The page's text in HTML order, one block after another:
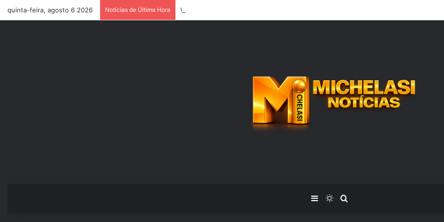
quinta-feira, agosto 6 2026 Notícias de Última Hora Wilker Manoel Soares e Thiago Michelasi fazem cobertura exclusiva do Leilão do
Barra Lateral
Switch skin